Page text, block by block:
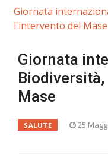
Giornata
l'intervento del Mase
Giornata
Mase
SALUTE 25